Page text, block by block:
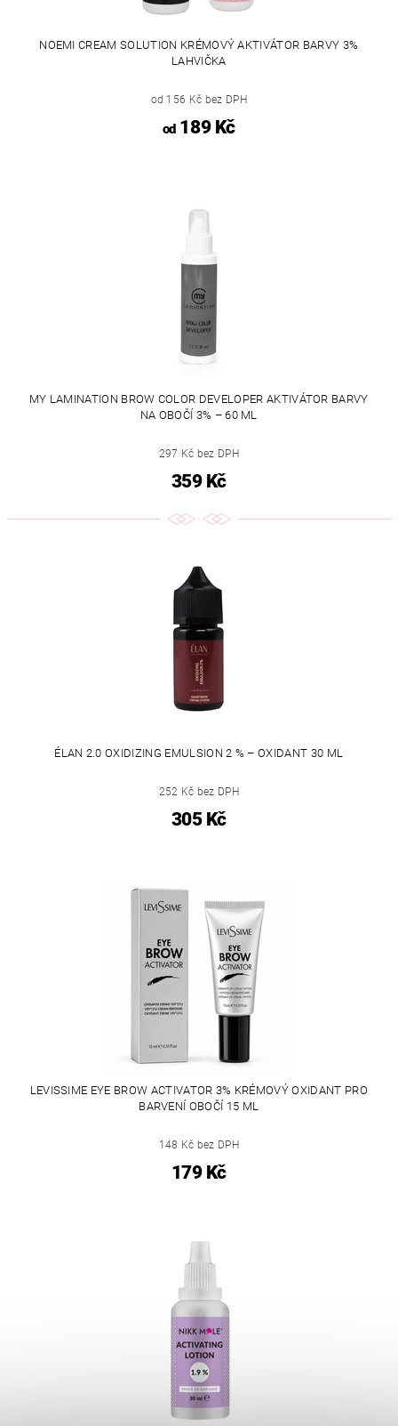
NOEMI CREAM SOLUTION KRÉMOVÝ AKTIVÁTOR BARVY 3%
LAHVIČKA
od 156 Kč bez DPH
od189 Kč
MY LAMINATION BROW COLOR DEVELOPER AKTIVÁTOR BARVY
NA OBOČÍ 3% – 60 ML
297 Kč bez DPH
359 Kč
ÉLAN 2.0 OXIDIZING EMULSION 2 % – OXIDANT 30 ML
252 Kč bez DPH
305 Kč
LEVISSIME EYE BROW ACTIVATOR 3% KRÉMOVÝ OXIDANT PRO
BARVENÍ OBOČÍ 15 ML
148 Kč bez DPH
179 Kč